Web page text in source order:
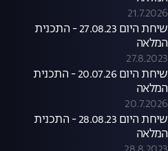
21.7.2026
שיחת היום 27.08.23 - התכנית
המלאה
27.8.2023
שיחת היום 20.07.26 - התכנית
המלאה
20.7.2026
שיחת היום 28.08.23 - התכנית
המלאה